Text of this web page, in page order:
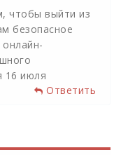
чтобы выйти из
безопасное
16 июля
Ответить